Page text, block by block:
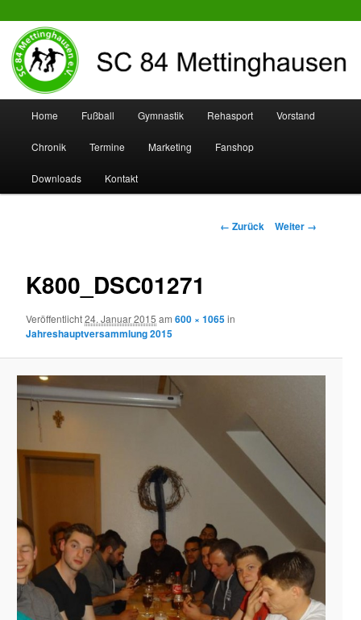
SC 84 Mettinghausen
Zum
Inhalt
wechseln
Zum
sekundären
Inhalt
Home Fußball Gymnastik Rehasport Vorstand
Chronik Termine Marketing Fanshop
Downloads Kontakt
Bilder-
← Zurück Weiter →
K800_DSC01271
Veröffentlicht24. Januar 2015 am600 × 1065in
Jahreshauptversammlung 2015